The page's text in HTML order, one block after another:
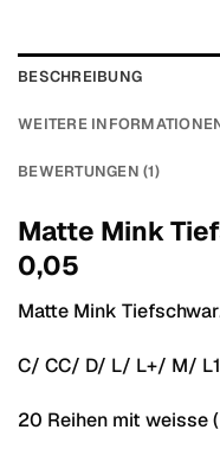
BESCHREIBUNG
WEITERE
BEWERTUNGEN (1)
Matte Mink
0,05
Matte Mink
C/ CC/ D/ L/ L+/ M/
20 Reihen mit weisse